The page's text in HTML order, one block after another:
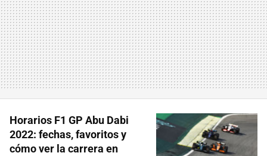
Horarios F1 GP Abu Dabi
2022: fechas, favoritos y
cómo ver la carrera en